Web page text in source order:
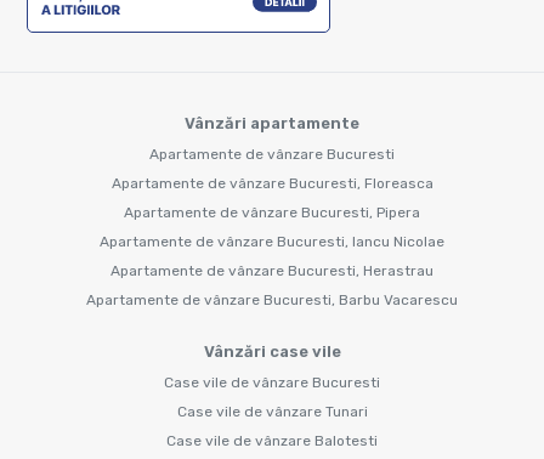
Vânzări apartamente
Apartamente de vânzare Bucuresti
Apartamente de vânzare Bucuresti, Floreasca
Apartamente de vânzare Bucuresti, Pipera
Apartamente de vânzare Bucuresti, Iancu Nicolae
Apartamente de vânzare Bucuresti, Herastrau
Apartamente de vânzare Bucuresti, Barbu Vacarescu
Vânzări case vile
Case vile de vânzare Bucuresti
Case vile de vânzare Tunari
Case vile de vânzare Balotesti